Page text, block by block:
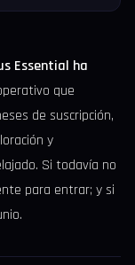
Essential ha
que
de suscripción,
y
Si todavía no
para entrar; y si